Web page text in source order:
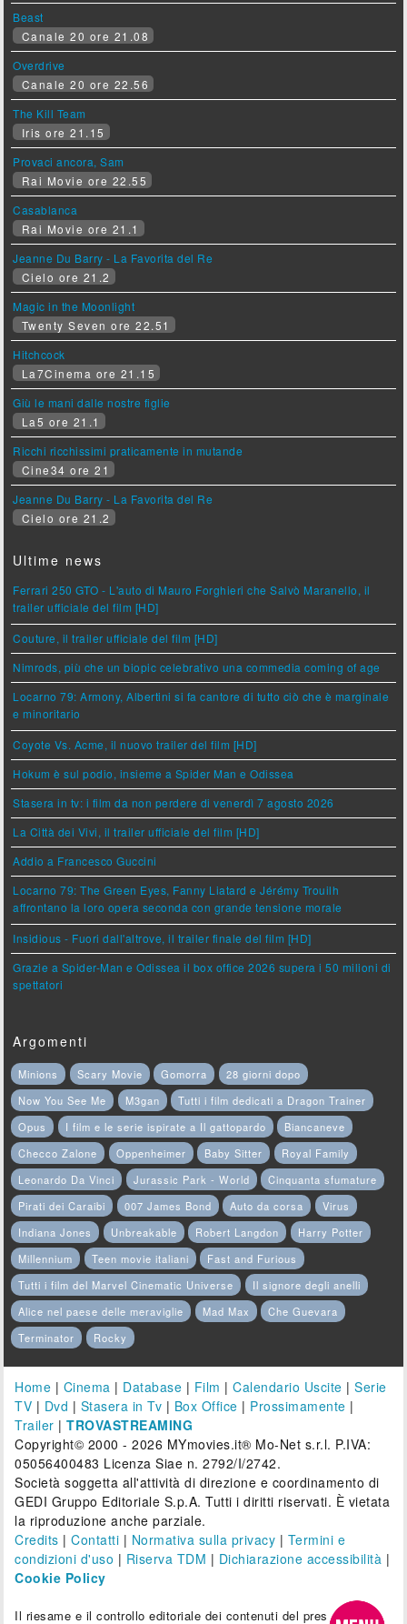
Beast
Canale 20 ore 21.08
Overdrive
Canale 20 ore 22.56
The Kill Team
Iris ore 21.15
Provaci ancora, Sam
Rai Movie ore 22.55
Casablanca
Rai Movie ore 21.1
Jeanne Du Barry - La Favorita del Re
Cielo ore 21.2
Magic in the Moonlight
Twenty Seven ore 22.51
Hitchcock
La7Cinema ore 21.15
Giù le mani dalle nostre figlie
La5 ore 21.1
Ricchi ricchissimi praticamente in mutande
Cine34 ore 21
Jeanne Du Barry - La Favorita del Re
Cielo ore 21.2
Ultime news
Ferrari 250 GTO - L'auto di Mauro Forghieri che Salvò Maranello, il
trailer ufficiale del film [HD]
Couture, il trailer ufficiale del film [HD]
Nimrods, più che un biopic celebrativo una commedia coming of age
Locarno 79: Armony, Albertini si fa cantore di tutto ciò che è marginale
e minoritario
Coyote Vs. Acme, il nuovo trailer del film [HD]
Hokum è sul podio, insieme a Spider Man e Odissea
Stasera in tv: i film da non perdere di venerdì 7 agosto 2026
La Città dei Vivi, il trailer ufficiale del film [HD]
Addio a Francesco Guccini
Locarno 79: The Green Eyes, Fanny Liatard e Jérémy Trouilh
affrontano la loro opera seconda con grande tensione morale
Insidious - Fuori dall'altrove, il trailer finale del film [HD]
Grazie a Spider-Man e Odissea il box office 2026 supera i 50 milioni di
spettatori
Argomenti
Minions Scary Movie Gomorra
28 giorni dopo
Now You See Me
M3gan
Tutti i film dedicati a Dragon Trainer
Opus
I film e le serie ispirate a Il gattopardo
Biancaneve
Checco Zalone
Oppenheimer Baby Sitter
Royal Family
Leonardo Da Vinci
Jurassic Park - World
Cinquanta sfumature
Pirati dei Caraibi
007 James Bond Auto da corsa
Virus
Indiana Jones
Unbreakable Robert Langdon
Harry Potter
Millennium
Teen movie italiani
Fast and Furious
Tutti i film del Marvel Cinematic Universe
Il signore degli anelli
Alice nel paese delle meraviglie
Mad Max
Che Guevara
Terminator
Rocky
Home | Cinema | Database | Film |Calendario Uscite |Serie
TV | Dvd | Stasera in Tv | Box Office | Prossimamente |
Trailer |TROVASTREAMING
Copyright© 2000 - 2026 MYmovies.it® Mo-Net s.r.l. P.IVA:
05056400483 Licenza Siae n. 2792/I/2742.
Società soggetta all'attività di direzione e coordinamento di
GEDI Gruppo Editoriale S.p.A. Tutti i diritti riservati. È vietata
la riproduzione anche parziale.
Credits |Contatti | Normativa sulla privacy | Termini e
condizioni d'uso | Riserva TDM | Dichiarazione accessibilità |
Cookie Policy
Il riesame e il controllo editoriale dei contenuti del presente sito